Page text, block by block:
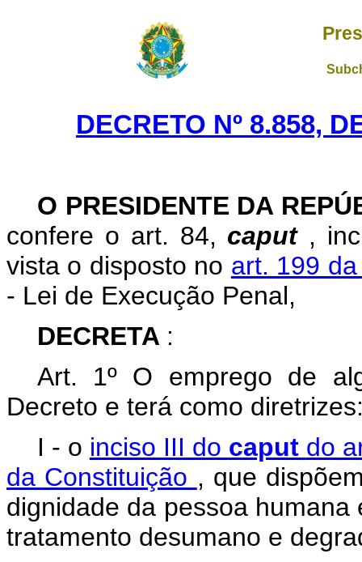
DECRETO Nº 8.858,
O PRESIDENTE DA
confere o art. 84, caput ,
vista o disposto no art. 199
- Lei de Execução Penal,
DECRETA :
Art. 1º O emprego de
Decreto e terá como
I - o inciso III do caput do
da Constituição , que
dignidade da pessoa
tratamento desumano e